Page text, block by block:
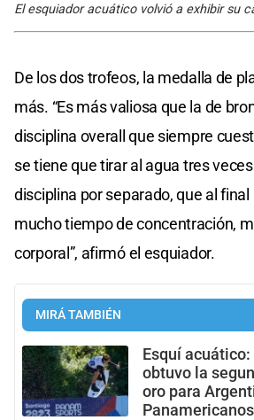
El esquiador acuático volvió a exhibir su
De los dos trofeos, la medalla de
más. “Es más valiosa que la de
disciplina overall que siempre
se tiene que tirar al agua tres
disciplina por separado, que al final
mucho tiempo de concentración,
corporal”, afirmó el esquiador.
MIRÁ TAMBIÉN
Esquí
obtuvo la
oro para
Panamericanos